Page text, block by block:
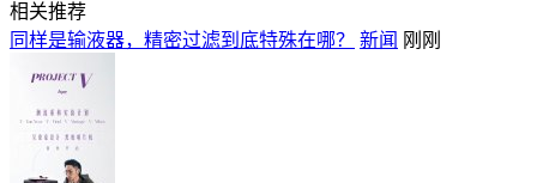
相关推荐
同样是输液器，精密过滤到底特殊在哪？
新闻 刚刚